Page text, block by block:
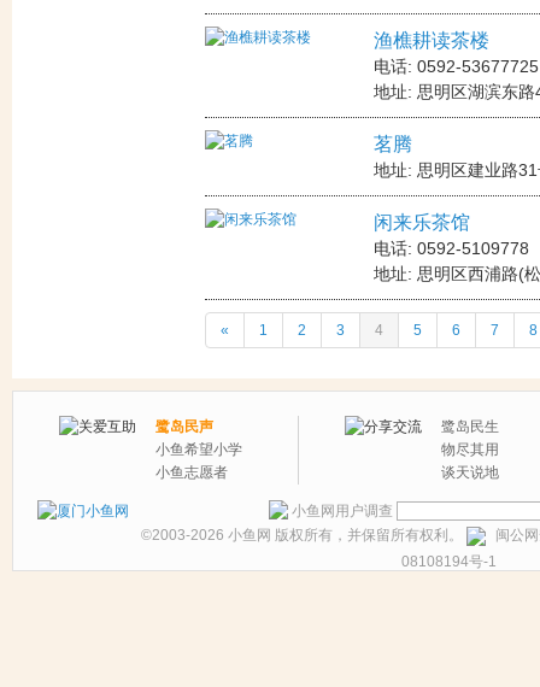
渔樵耕读茶楼
电话: 0592-
地址: 思明区湖滨东
茗腾
地址: 思明区建业路
闲来乐茶馆
电话: 0592-5109778
地址: 思明区西浦路(
« 1 2 3 4 5 6 7 8
鹭岛民声
小鱼希望小学
小鱼志愿者
鹭岛民生
物尽其用
谈天说地
小鱼网用户调查
©2003-2026 小鱼网 版权所有，并保留所有权利。
闽公
08108194号-1